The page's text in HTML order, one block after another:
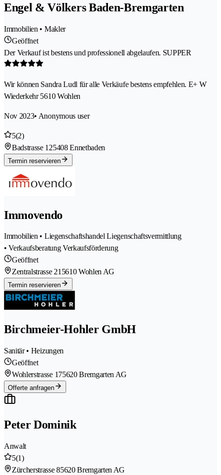
Engel & Völkers Baden-Bremgarten
Immobilien • Makler
Geöffnet
Der Verkauf ist bestens und professionell abgelaufen. SUPPER
Wir können Sandra Ludl für alle Verkäufe bestens empfehlen. E+ W
Wiederkehr 5610 Wohlen
Nov 2023• Anonymous user
5(2)
Badstrasse 125408 Ennetbaden
Termin reservieren
Immovendo
Immobilien • Liegenschaftshandel Liegenschaftsvermittlung
• Verkaufsberatung Verkaufsförderung
Geöffnet
Zentralstrasse 215610 Wohlen AG
Termin reservieren
Birchmeier-Hohler GmbH
Sanitär • Heizungen
Geöffnet
Wohlerstrasse 175620 Bremgarten AG
Offerte anfragen
Peter Dominik
Anwalt
5(1)
Zürcherstrasse 85620 Bremgarten AG